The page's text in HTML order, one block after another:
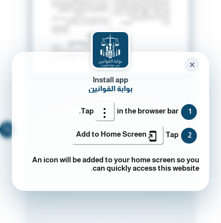
Install app
بوابة القوانين
1
Tap in the browser bar.
2
Tap
Add to Home Screen
An icon will be added to your home screen so you
can quickly access this website.
✕